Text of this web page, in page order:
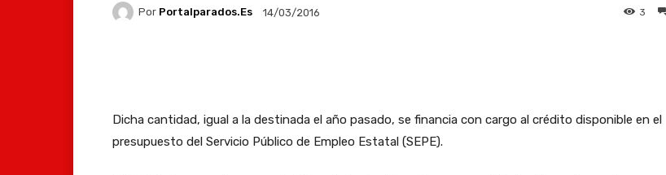
Por Portalparados.es 14/03/2016 3
Dicha cantidad, igual a la destinada el año pasado, se financia con cargo al crédito disponible en el
presupuesto del Servicio Público de Empleo Estatal (SEPE).